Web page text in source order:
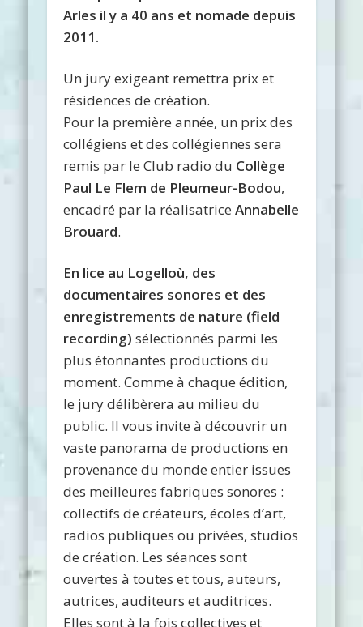
Arles il y a 40 ans et nomade depuis
2011.
Un jury exigeant remettra prix et
résidences de création.
Pour la première année, un prix des
collégiens et des collégiennes sera
remis par le Club radio du Collège
Paul Le Flem de Pleumeur-Bodou,
encadré par la réalisatriceAnnabelle
Brouard.
En lice au Logelloù, des
documentaires sonores et des
enregistrements de nature (field
recording)sélectionnés parmi les
plus étonnantes productions du
moment. Comme à chaque édition,
le jury délibèrera au milieu du
public. Il vous invite à découvrir un
vaste panorama de productions en
provenance du monde entier issues
des meilleures fabriques sonores :
collectifs de créateurs, écoles d’art,
radios publiques ou privées, studios
de création. Les séances sont
ouvertes à toutes et tous, auteurs,
autrices, auditeurs et auditrices.
Elles sont à la fois collectives et